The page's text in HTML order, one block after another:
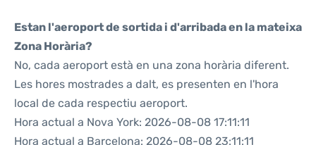
Estan l'aeroport de sortida i d'arribada en la mateixa
Zona Horària?
No, cada aeroport està en una zona horària diferent.
Les hores mostrades a dalt, es presenten en l'hora
local de cada respectiu aeroport.
Hora actual a Nova York: 2026-08-08 17:11:11
Hora actual a Barcelona: 2026-08-08 23:11:11